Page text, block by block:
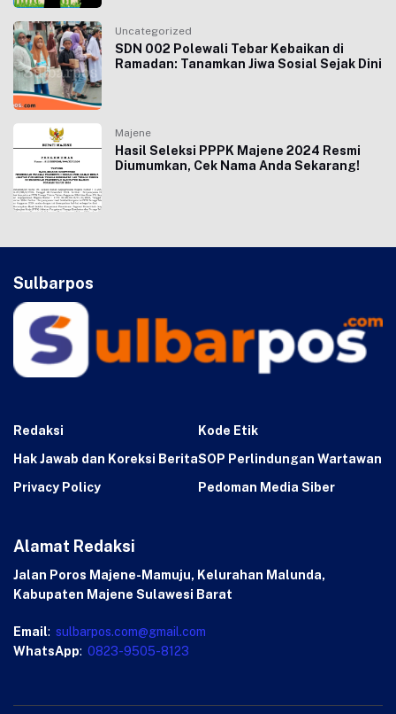
Uncategorized
SDN 002 Polewali Tebar Kebaikan di
Ramadan: Tanamkan Jiwa Sosial Sejak Dini
Majene
Hasil Seleksi PPPK Majene 2024 Resmi
Diumumkan, Cek Nama Anda Sekarang!
Sulbarpos
Redaksi
Kode Etik
Hak Jawab dan Koreksi BeritaSOP Perlindungan Wartawan
Privacy Policy
Pedoman Media Siber
Alamat Redaksi
Jalan Poros Majene-Mamuju, Kelurahan Malunda,
Kabupaten Majene Sulawesi Barat
Email: sulbarpos.com@gmail.com
WhatsApp: 0823-9505-8123